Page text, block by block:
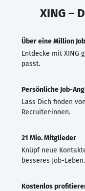
XING –
Über eine Million
Entdecke mit XING
passt.
Persönliche Job-
Lass Dich finden
Recruiter·innen.
21 Mio. Mitglieder
Knüpf neue
besseres Job-Leben.
Kostenlos